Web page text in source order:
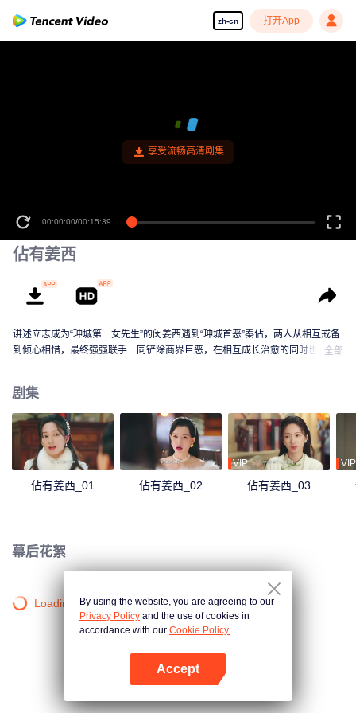
zh-cn 打开App
享受流畅高清剧集
00:00:00/00:15:39
佔有姜西
讲述立志成为“珅城第一女先生”的闵姜西遇到“珅城首恶”秦佔，两人从相互戒备
到倾心相惜，最终强强联手一同铲除商界巨恶，在相互成长治愈的同时也上演
全部
剧集
佔有姜西_01 佔有姜西_02
VIP
佔有姜西_03
VIP
幕后花絮
Loading…By using the website, you are agreeing to our
Privacy Policy and the use of cookies in
accordance with our Cookie Policy.
Accept